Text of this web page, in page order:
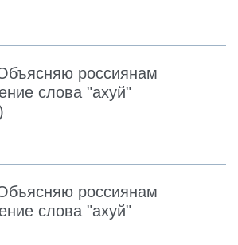
россиянам
слова "ахуй"
россиянам
слова "ахуй"